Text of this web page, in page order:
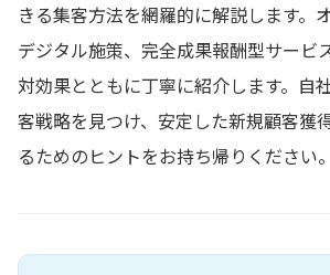
きる集客方法を網羅的に解説します。
デジタル施策、完全成果報酬型サービ
対効果とともに丁寧に紹介します。自
客戦略を見つけ、安定した新規顧客獲
るためのヒントをお持ち帰りください。